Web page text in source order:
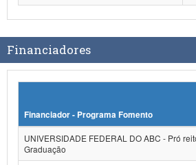
Financiadores
Financiador - Programa Fomento
UNIVERSIDADE FEDERAL DO ABC - Pró
Graduação